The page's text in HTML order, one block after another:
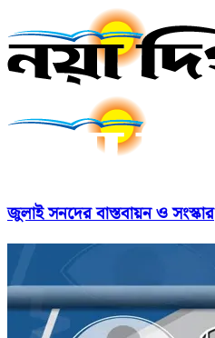
জুলাই সনদের বাস্তবায়ন ও সংস্কার